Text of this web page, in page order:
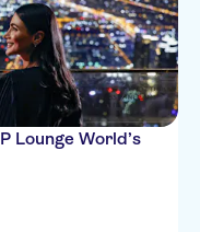
Lounge World’s